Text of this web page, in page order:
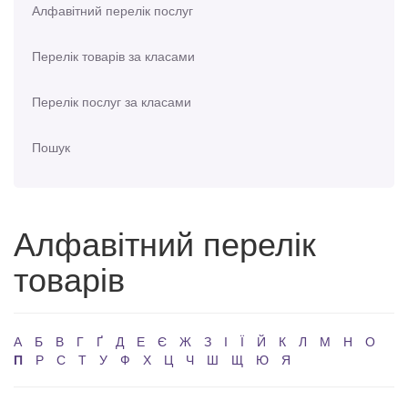
Алфавітний перелік послуг
Перелік товарів за класами
Перелік послуг за класами
Пошук
Алфавітний перелік
товарів
А Б В Г Ґ Д Е Є Ж З І Ї Й К Л М Н
О
П
Р С Т У Ф Х Ц Ч Ш Щ Ю Я